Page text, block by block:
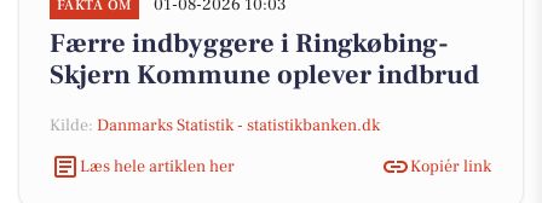
FAKTA OM 01-08-2026 10:03
Færre indbyggere i Ringkøbing-
Skjern Kommune oplever indbrud
Kilde: Danmarks Statistik - statistikbanken.dk
Læs hele artiklen her
Kopiér link